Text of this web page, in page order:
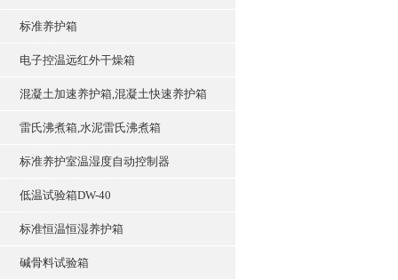
标准养护箱
电子控温远红外干燥箱
混凝土加速养护箱,混凝土快速养护箱
雷氏沸煮箱,水泥雷氏沸煮箱
标准养护室温湿度自动控制器
低温试验箱DW-40
标准恒温恒湿养护箱
碱骨料试验箱